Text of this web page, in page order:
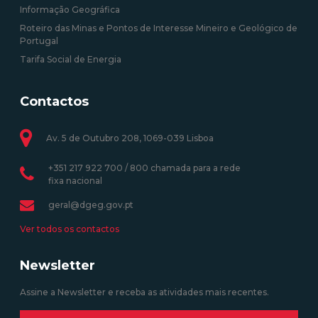
Informação Geográfica
Roteiro das Minas e Pontos de Interesse Mineiro e Geológico de
Portugal
Tarifa Social de Energia
Contactos
Av. 5 de Outubro 208, 1069-039 Lisboa
+351 217 922 700 / 800 chamada para a rede
fixa nacional
geral@dgeg.gov.pt
Ver todos os contactos
Newsletter
Assine a Newsletter e receba as atividades mais recentes.